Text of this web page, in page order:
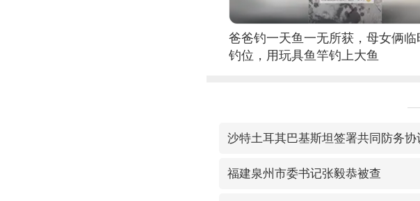
爸爸钓一天鱼一无所获，母女俩临
钓位，用玩具鱼竿钓上大鱼
沙特土耳其巴基斯坦签署共同防务协
福建泉州市委书记张毅恭被查